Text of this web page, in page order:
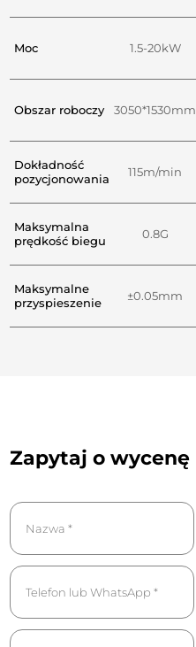
Moc 1.5-20kW
Obszar roboczy 3050*1530mm
Dokładność
pozycjonowania
115m/min
Maksymalna
prędkość biegu
0.8G
Maksymalne
przyspieszenie
±0.05mm
Zapytaj o wycenę